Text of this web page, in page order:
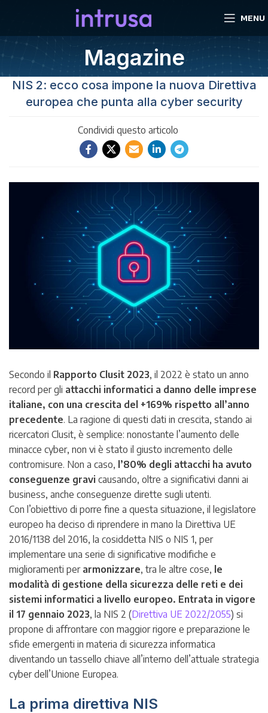
MENU
Magazine
NIS 2: ecco cosa impone la nuova Direttiva
europea che punta alla cyber security
Condividi questo articolo
Secondo il Rapporto Clusit 2023, il 2022 è stato un anno
record per gli attacchi informatici a danno delle imprese
italiane, con una crescita del +169% rispetto all’anno
precedente. La ragione di questi dati in crescita, stando ai
ricercatori Clusit, è semplice: nonostante l’aumento delle
minacce cyber, non vi è stato il giusto incremento delle
contromisure. Non a caso, l’80% degli attacchi ha avuto
conseguenze gravi causando, oltre a significativi danni ai
business, anche conseguenze dirette sugli utenti.
Con l’obiettivo di porre fine a questa situazione, il legislatore
europeo ha deciso di riprendere in mano la Direttiva UE
2016/1138 del 2016, la cosiddetta NIS o NIS 1, per
implementare una serie di significative modifiche e
miglioramenti per armonizzare, tra le altre cose, le
modalità di gestione della sicurezza delle reti e dei
sistemi informatici a livello europeo. Entrata in vigore
il 17 gennaio 2023, la NIS 2 (Direttiva UE 2022/2055) si
propone di affrontare con maggior rigore e preparazione le
sfide emergenti in materia di sicurezza informatica
diventando un tassello chiave all’interno dell’attuale strategia
cyber dell’Unione Europea.
La prima direttiva NIS